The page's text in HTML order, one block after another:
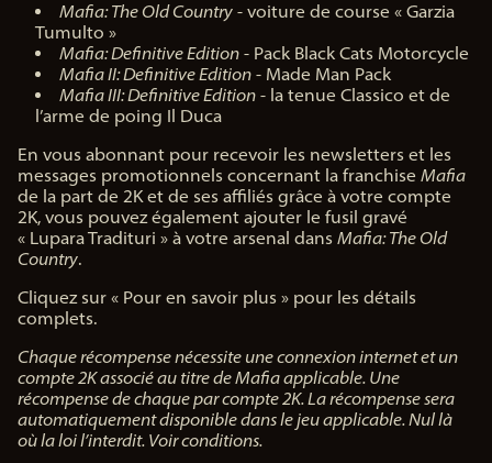
Mafia: The Old Country - voiture de course « Garzia
Tumulto »
Mafia: Definitive Edition - Pack Black Cats Motorcycle
Mafia II: Definitive Edition - Made Man Pack
Mafia III: Definitive Edition - la tenue Classico et de
l’arme de poing Il Duca
En vous abonnant pour recevoir les newsletters et les
messages promotionnels concernant la franchise Mafia
de la part de 2K et de ses affiliés grâce à votre compte
2K, vous pouvez également ajouter le fusil gravé
« Lupara Tradituri » à votre arsenal dans Mafia: The Old
Country.
Cliquez sur « Pour en savoir plus » pour les détails
complets.
Chaque récompense nécessite une connexion internet et un
compte 2K associé au titre de Mafia applicable. Une
récompense de chaque par compte 2K. La récompense sera
automatiquement disponible dans le jeu applicable. Nul là
où la loi l’interdit. Voir conditions.